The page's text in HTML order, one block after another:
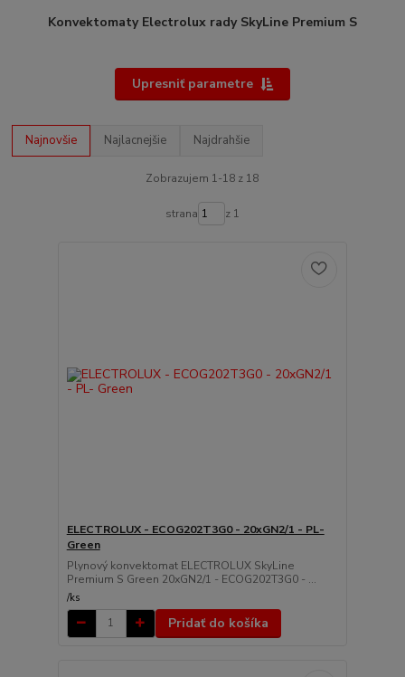
Konvektomaty Electrolux rady SkyLine Premium S
Upresniť parametre
Najnovšie Najlacnejšie Najdrahšie
Zobrazujem 1-18 z 18
strana z 1
ELECTROLUX - ECOG202T3G0 - 20xGN2/1 - PL-
Green
Plynový konvektomat ELECTROLUX SkyLine
Premium S Green 20xGN2/1 - ECOG202T3G0 - ...
/ks
Pridať do košíka